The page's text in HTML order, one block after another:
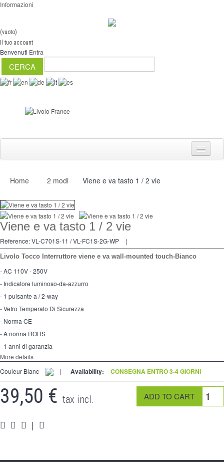
Informazioni
(vuoto)
Il tuo account
Benvenuti Entra
Interruttori
Dimmer
2 modi
preso
accessori
Pièces
Media
Espace PRO
Home 2 modi Viene e va tasto 1 / 2 vie
Viene e va tasto 1 / 2 vie
Reference:VL-C701S-11 / VL-FC1S-2G-WP |
Livolo Tocco Interruttore viene e va wall-mounted touch-Bianco
- AC 110V - 250V
- Indicatore luminoso-da-azzurro
- 1 pulsante a / 2-way
- Vetro Temperato Di Sicurezza
- Norma CE
- A norma ROHS
- 1 anni di garanzia
More details
Couleur Blanc
| Availability: CONSEGNA ENTRO 3-4 GIORNI
39,50 € tax incl.
|